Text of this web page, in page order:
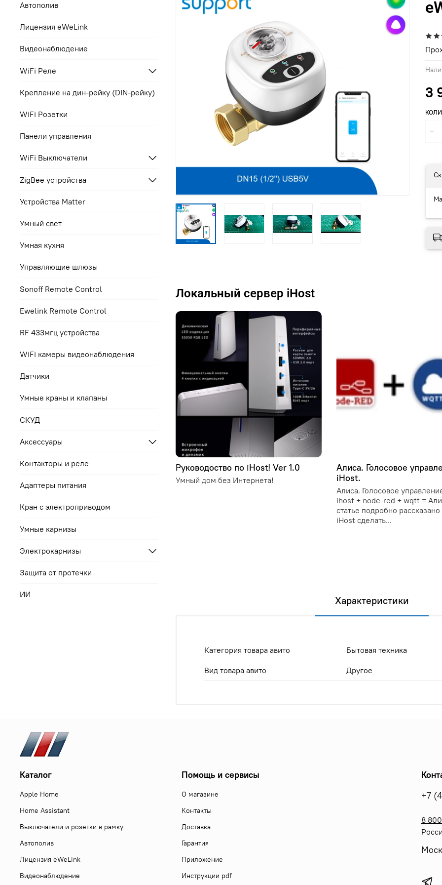
3
Локальный сервер iHost
Руководоство по iHost! Ver 1.0
Умный дом без Интернета!
Алиса. Голосовое
iHost.
Алиса. Голосовое
ihost + node-red + wqtt =
статье подробно рассказано
iHost сделать...
Характеристики
Категория товара авито Бытовая техника
Вид товара авито Другое
Автополив
Лицензия eWeLink
Видеонаблюдение
WiFi Реле
Крепление на дин-рейку (DIN-рейку)
WiFi Розетки
Панели управления
WiFi Выключатели
ZigBee устройства
Устройства Matter
Умный свет
Умная кухня
Управляющие шлюзы
Sonoff Remote Control
Ewelink Remote Control
RF 433мгц устройства
WiFi камеры видеонаблюдения
Датчики
Умные краны и клапаны
СКУД
Аксессуары
Контакторы и реле
Адаптеры питания
Кран с электроприводом
Умные карнизы
Электрокарнизы
Защита от протечки
ИИ
Каталог
Apple Home
Home Assistant
Выключатели и розетки в рамку
Автополив
Лицензия eWeLink
Видеонаблюдение
Помощь и сервисы
О магазине
Контакты
Доставка
Гарантия
Приложение
Инструкции pdf
+7
8